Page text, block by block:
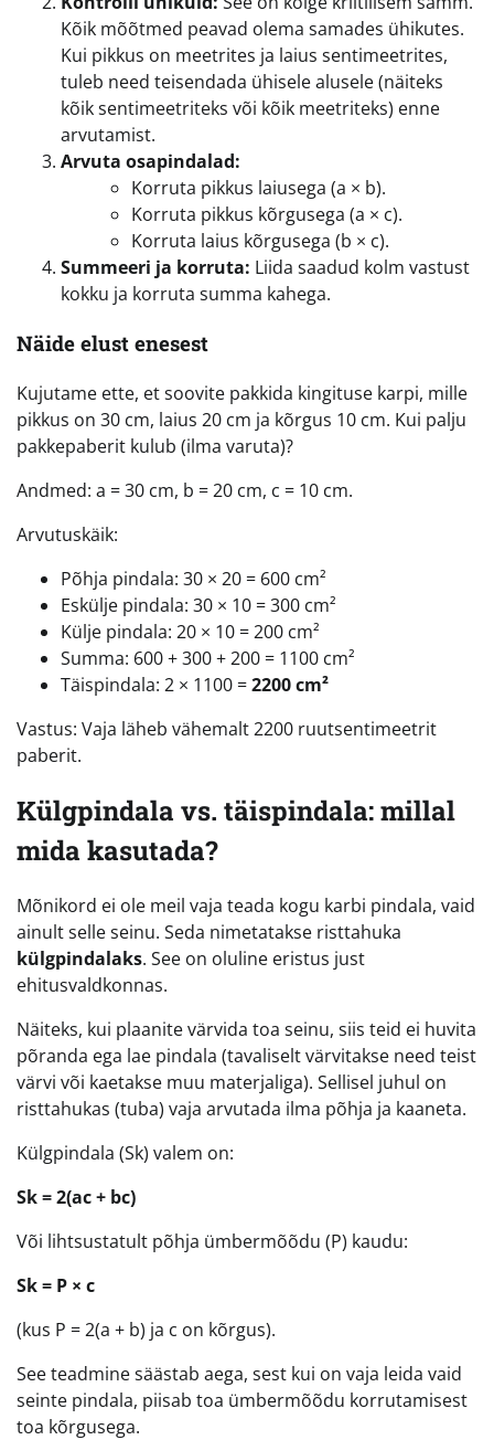
Kõik mõõtmed peavad olema samades ühikutes.
Kui pikkus on meetrites ja laius sentimeetrites,
tuleb need teisendada ühisele alusele (näiteks
kõik sentimeetriteks või kõik meetriteks) enne
arvutamist.
Arvuta osapindalad:
Korruta pikkus laiusega (a × b).
Korruta pikkus kõrgusega (a × c).
Korruta laius kõrgusega (b × c).
Summeeri ja korruta: Liida saadud kolm vastust
kokku ja korruta summa kahega.
Näide elust enesest
Kujutame ette, et soovite pakkida kingituse karpi, mille
pikkus on 30 cm, laius 20 cm ja kõrgus 10 cm. Kui palju
pakkepaberit kulub (ilma varuta)?
Andmed: a = 30 cm, b = 20 cm, c = 10 cm.
Arvutuskäik:
Põhja pindala: 30 × 20 = 600 cm²
Eskülje pindala: 30 × 10 = 300 cm²
Külje pindala: 20 × 10 = 200 cm²
Summa: 600 + 300 + 200 = 1100 cm²
Täispindala: 2 × 1100 =2200 cm²
Vastus: Vaja läheb vähemalt 2200 ruutsentimeetrit
paberit.
Külgpindala vs. täispindala: millal
mida kasutada?
Mõnikord ei ole meil vaja teada kogu karbi pindala, vaid
ainult selle seinu. Seda nimetatakse risttahuka
külgpindalaks. See on oluline eristus just
ehitusvaldkonnas.
Näiteks, kui plaanite värvida toa seinu, siis teid ei huvita
põranda ega lae pindala (tavaliselt värvitakse need teist
värvi või kaetakse muu materjaliga). Sellisel juhul on
risttahukas (tuba) vaja arvutada ilma põhja ja kaaneta.
Külgpindala (Sk) valem on:
Sk = 2(ac + bc)
Või lihtsustatult põhja ümbermõõdu (P) kaudu:
Sk = P × c
(kus P = 2(a + b) ja c on kõrgus).
See teadmine säästab aega, sest kui on vaja leida vaid
seinte pindala, piisab toa ümbermõõdu korrutamisest
toa kõrgusega.